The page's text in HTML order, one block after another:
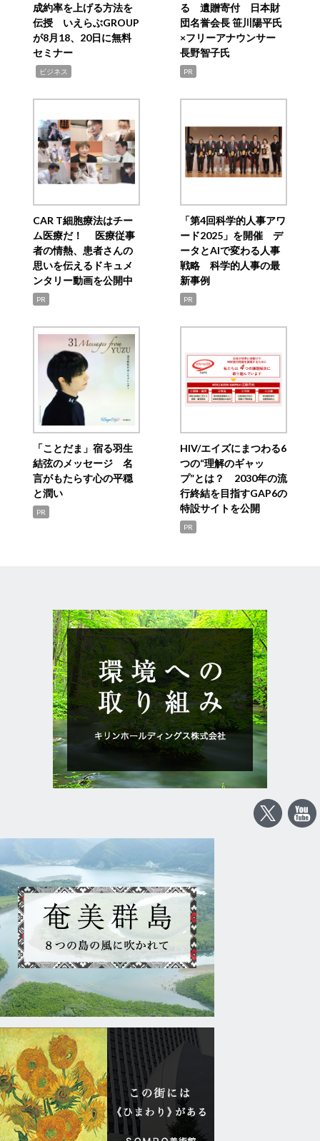
成約率を上げる方法を
伝授 いえらぶGROUP
が8月18、20日に無料
セミナー
ビジネス
る 遺贈寄付 日本財
団名誉会長 笹川陽平氏
×フリーアナウンサー
長野智子氏
PR
CAR T細胞療法はチー
ム医療だ！ 医療従事
者の情熱、患者さんの
思いを伝えるドキュメ
ンタリー動画を公開中
PR
「第4回科学的人事アワ
ード2025」を開催 デ
ータとAIで変わる人事
戦略 科学的人事の最
新事例
PR
「ことだま」宿る羽生
結弦のメッセージ 名
言がもたらす心の平穏
と潤い
PR
HIV/エイズにまつわる6
つの“理解のギャッ
プ”とは？ 2030年の流
行終結を目指すGAP6の
特設サイトを公開
PR